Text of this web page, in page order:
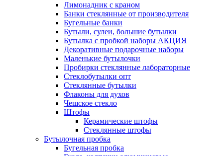
Лимонадник с краном
Банки стеклянные от производителя
Бугельные банки
Бутыли, сулеи, большие бутылки
Бутылка с пробкой наборы АКЦИЯ
Декоративные подарочные наборы
Маленькие бутылочки
Пробирки стеклянные лабораторные
Стеклобутылки опт
Стеклянные бутылки
Флаконы для духов
Чешское стекло
Штофы
Керамические штофы
Стеклянные штофы
Бутылочная пробка
Бугельная пробка